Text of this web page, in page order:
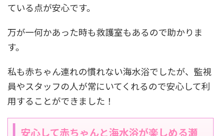
ている点が安心です。
万が一何かあった時も救護室もあるので助かりま
す。
私も赤ちゃん連れの慣れない海水浴でしたが、監視
員やスタッフの人が常にいてくれるので安心して利
用することができました！
安心して赤ちゃんと海水浴が楽しめる瀬